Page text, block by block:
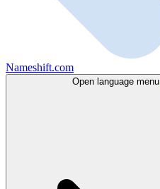
Nameshift.com
Open language menu